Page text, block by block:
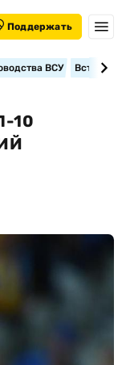
Поддержать
ВСУ
10